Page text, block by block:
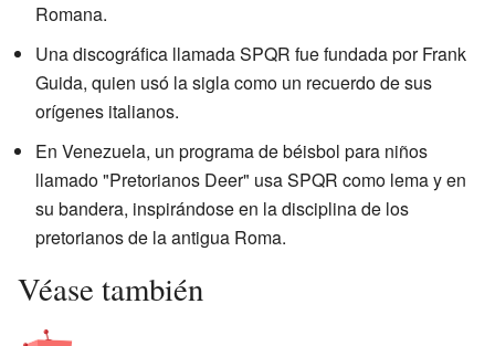
Romana.
Una discográfica llamada SPQR fue fundada por Frank
Guida, quien usó la sigla como un recuerdo de sus
orígenes italianos.
En Venezuela, un programa de béisbol para niños
llamado "Pretorianos Deer" usa SPQR como lema y en
su bandera, inspirándose en la disciplina de los
pretorianos de la antigua Roma.
Véase también